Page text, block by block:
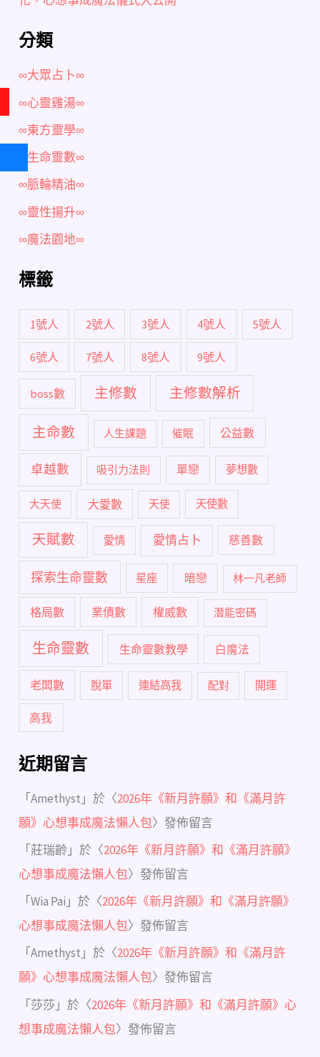
分類
∞大眾占卜∞
∞心靈雞湯∞
∞東方靈學∞
∞生命靈數∞
∞脈輪精油∞
∞靈性揚升∞
∞魔法園地∞
標籤
1號人 2號人 3號人 4號人 5號人
6號人 7號人 8號人 9號人
boss數 主修數 主修數解析
主命數 人生課題 催眠 公益數
卓越數 吸引力法則 單戀 夢想數
大天使 大愛數 天使 天使數
天賦數 愛情 愛情占卜 慈善數
探索生命靈數 星座 暗戀 林一凡老師
格局數 業債數 權威數 潛能密碼
生命靈數 生命靈數教學 白魔法
老闆數 脫單 連結高我 配對 開運
高我
近期留言
「Amethyst 」於〈2026年《新月許願》和《滿月許
願》心想事成魔法懶人包〉發佈留言
「莊瑞齡 」於〈2026年《新月許願》和《滿月許願》
心想事成魔法懶人包〉發佈留言
「Wia Pai 」於〈2026年《新月許願》和《滿月許願》
心想事成魔法懶人包〉發佈留言
「Amethyst 」於〈2026年《新月許願》和《滿月許
願》心想事成魔法懶人包〉發佈留言
「 莎莎 」於〈2026年《新月許願》和《滿月許願》心
想事成魔法懶人包〉發佈留言